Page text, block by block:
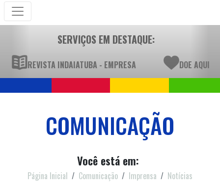
SERVIÇOS EM DESTAQUE:
REVISTA INDAIATUBA - EMPRESA DOE AQUI
COMUNICAÇÃO
Você está em:
Página Inicial Comunicação Imprensa Notícias